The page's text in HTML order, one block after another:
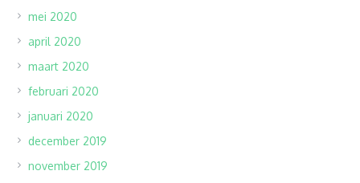
mei 2020
april 2020
maart 2020
februari 2020
januari 2020
december 2019
november 2019